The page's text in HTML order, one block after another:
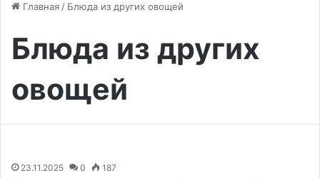
Главная / Блюда из других овощей
Блюда из других
овощей
23.11.2025 0 187